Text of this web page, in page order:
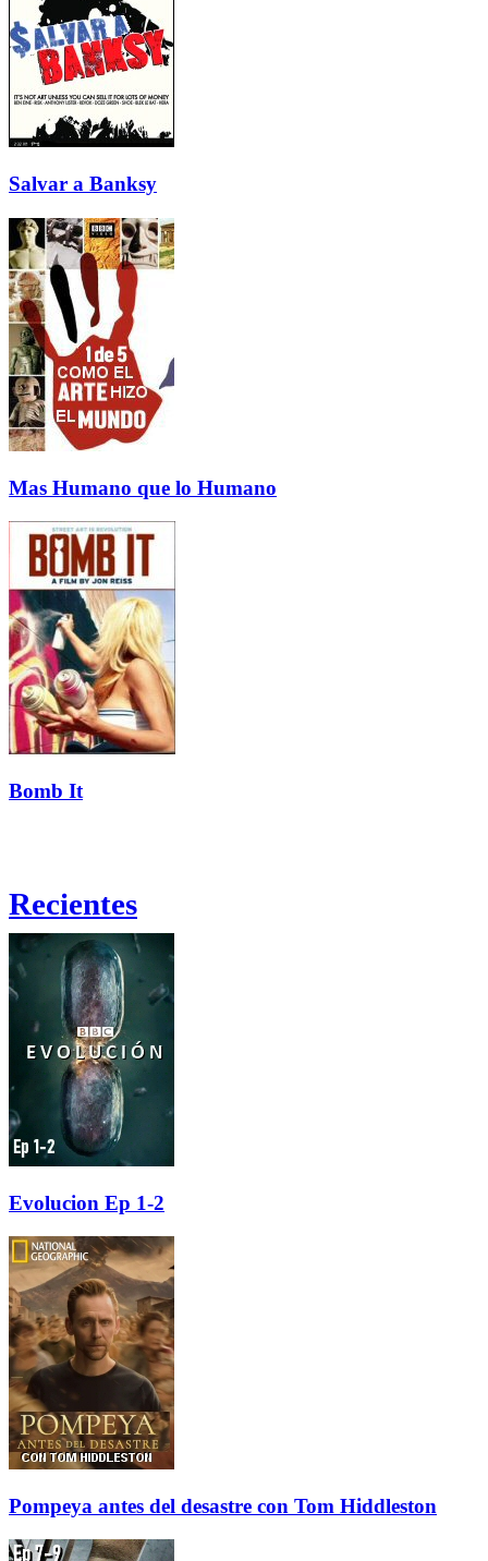
Salvar a Banksy
Mas Humano que lo Humano
Bomb It
Recientes
Evolucion Ep 1-2
Pompeya antes del desastre con Tom Hiddleston